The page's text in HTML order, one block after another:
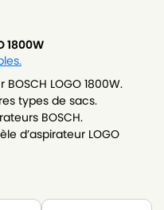
1800W
LOGO 1800W.
types de sacs.
BOSCH.
d’aspirateur LOGO